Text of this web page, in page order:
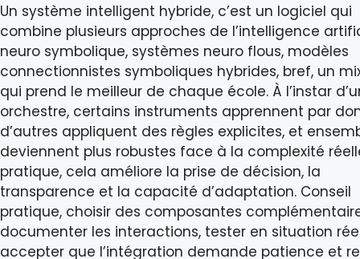
Un système intelligent hybride, c’est un logiciel qui
combine plusieurs approches de l’intelligence
neuro symbolique, systèmes neuro flous, modèles
connectionnistes symboliques hybrides, bref, un
qui prend le meilleur de chaque école. À l’instar
orchestre, certains instruments apprennent par
d’autres appliquent des règles explicites, et
deviennent plus robustes face à la complexité
pratique, cela améliore la prise de décision, la
transparence et la capacité d’adaptation. Conseil
pratique, choisir des composantes
documenter les interactions, tester en situation
accepter que l’intégration demande patience et